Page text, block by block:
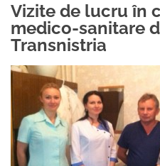
RESURSE
NOUTĂȚI
CONTACTE
Vizite de lucru în
medico-sanitare
Transnistria